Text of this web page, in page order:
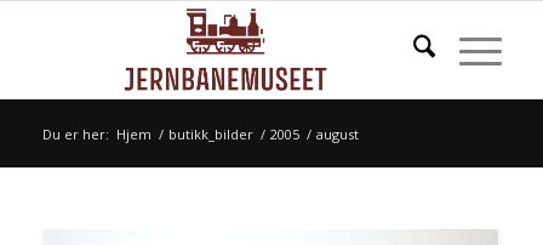
Du er her: Hjem / butikk_bilder / 2005 / august